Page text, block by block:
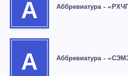
А Аббревиатура –
А Аббревиатура –